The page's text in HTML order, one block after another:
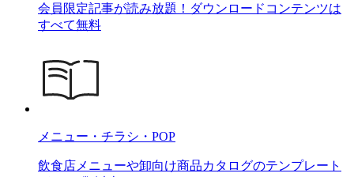
会員限定記事が読み放題！ダウンロードコンテンツは
すべて無料
メニュー・チラシ・POP
飲食店メニューや卸向け商品カタログのテンプレート